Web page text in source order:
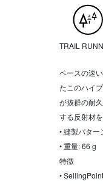
TRAIL
ペースの速
たこのハイ
が抜群の耐
する反射材
• 縫製パタ
• 重量: 66 g
特徴
•